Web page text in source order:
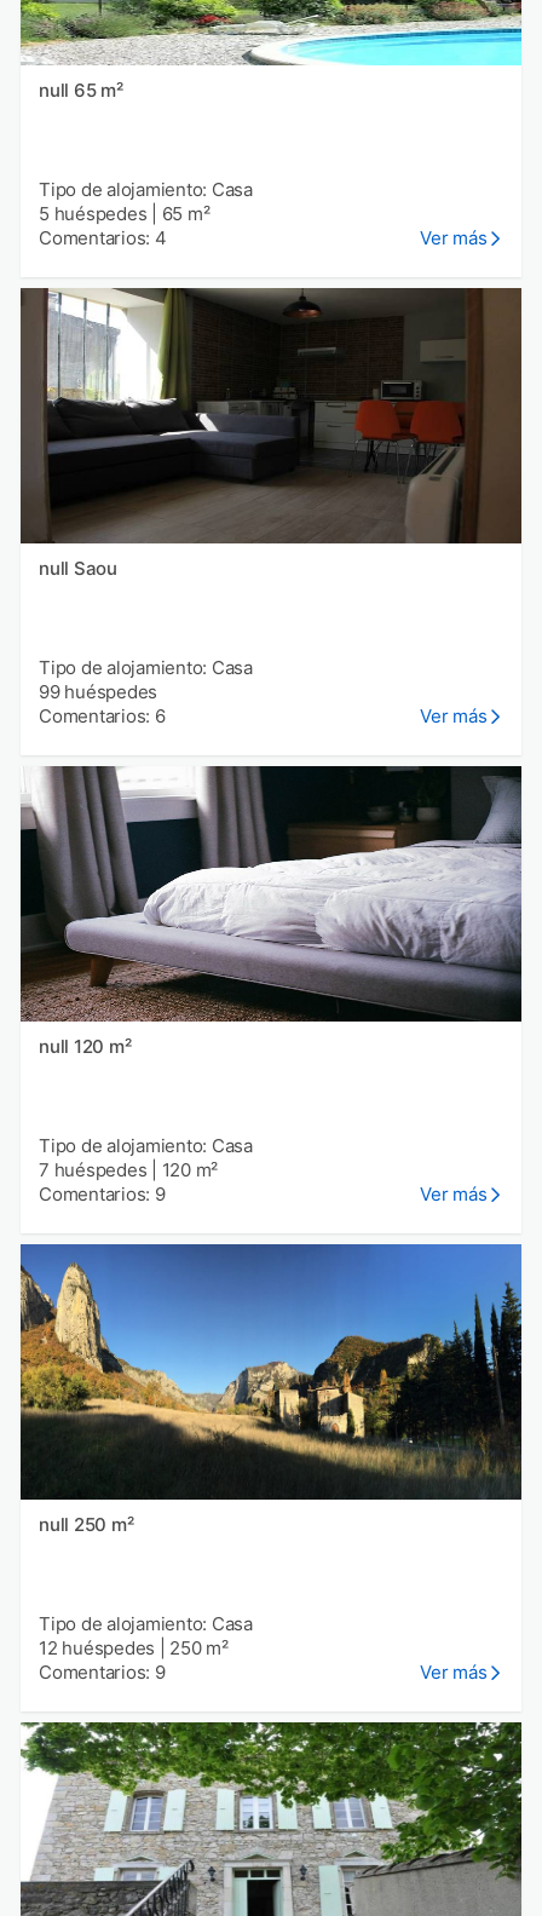
null 65 m²
Tipo de alojamiento: Casa
5 huéspedes
65 m²
Comentarios: 4
Ver más
null Saou
Tipo de alojamiento: Casa
99 huéspedes
Comentarios: 6
Ver más
null 120 m²
Tipo de alojamiento: Casa
7 huéspedes
120 m²
Comentarios: 9
Ver más
null 250 m²
Tipo de alojamiento: Casa
12 huéspedes
250 m²
Comentarios: 9
Ver más